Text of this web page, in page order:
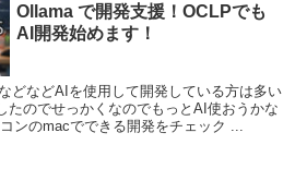
Ollama で開発支援！OCLPでも
AI開発始めます！
どなどAIを使用して開発している方は多い
たのでせっかくなのでもっとAI使おうかな
ンのmacでできる開発をチェック ...